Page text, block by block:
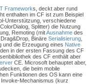
Frameworks, deckt aber rund
enthalten im CF ist zum Beispiel
Unterstützung, verschiedene
Splitter) die Nutzung
Remoting (mitAusnahme des
Drag&Drop, Binäre Serialisierung
und die Erzeugung eines Native
in der ersten Fassung des CF
des CF enthält aber
CE. Microsoft behauptet aber,
die beim mobile
Funktionen des OS kann eine
Mechanismus (kurz